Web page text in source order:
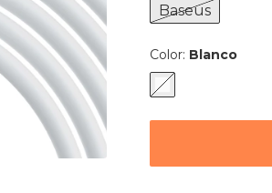
Baseus
Color: Blanco